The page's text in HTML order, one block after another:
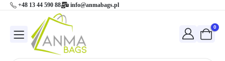
+48 13 44 590 88 info@anmabags.pl
0